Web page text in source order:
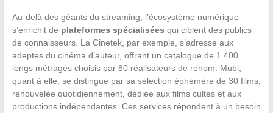
Au-delà des géants du streaming, l’écosystème numérique
s’enrichit de plateformes spécialisées qui ciblent des publics
de connaisseurs. La Cinetek, par exemple, s’adresse aux
adeptes du cinéma d’auteur, offrant un catalogue de 1 400
longs métrages choisis par 80 réalisateurs de renom. Mubi,
quant à elle, se distingue par sa sélection éphémère de 30 films,
renouvelée quotidiennement, dédiée aux films cultes et aux
productions indépendantes. Ces services répondent à un besoin